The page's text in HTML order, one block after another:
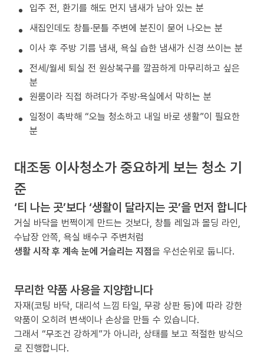
입주 전, 환기를 해도 먼지 냄새가 남아 있는 분
새집인데도 창틀·문틀 주변에 분진이 묻어 나오는 분
이사 후 주방 기름 냄새, 욕실 습한 냄새가 신경 쓰이는 분
전세/월세 퇴실 전 원상복구를 깔끔하게 마무리하고 싶은
분
원룸이라 직접 하려다가 주방·욕실에서 막히는 분
일정이 촉박해 “오늘 청소하고 내일 바로 생활”이 필요한
분
대조동 이사청소가 중요하게 보는 청소 기
준
‘티 나는 곳’보다 ‘생활이 달라지는 곳’을 먼저 합니다
거실 바닥을 번쩍이게 만드는 것보다, 창틀 레일과 몰딩 라인,
수납장 안쪽, 욕실 배수구 주변처럼
생활 시작 후 계속 눈에 거슬리는 지점을 우선순위로 둡니다.
무리한 약품 사용을 지양합니다
자재(코팅 바닥, 대리석 느낌 타일, 무광 상판 등)에 따라 강한
약품이 오히려 변색이나 손상을 만들 수 있습니다.
그래서 “무조건 강하게”가 아니라, 상태를 보고 적절한 방식으
로 진행합니다.